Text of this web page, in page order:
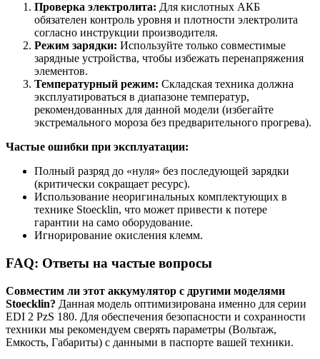
Проверка электролита: Для кислотных АКБ
обязателен контроль уровня и плотности электролита
согласно инструкции производителя.
Режим зарядки: Используйте только совместимые
зарядные устройства, чтобы избежать перенапряжения
элементов.
Температурный режим: Складская техника должна
эксплуатироваться в диапазоне температур,
рекомендованных для данной модели (избегайте
экстремального мороза без предварительного прогрева).
Частые ошибки при эксплуатации:
Полный разряд до «нуля» без последующей зарядки
(критически сокращает ресурс).
Использование неоригинальных комплектующих в
технике Stoecklin, что может привести к потере
гарантии на само оборудование.
Игнорирование окисления клемм.
FAQ: Ответы на частые вопросы
Совместим ли этот аккумулятор с другими моделями
Stoecklin? Данная модель оптимизирована именно для серии
EDI 2 PzS 180. Для обеспечения безопасности и сохранности
техники мы рекомендуем сверять параметры (Вольтаж,
Емкость, Габариты) с данными в паспорте вашей техники.